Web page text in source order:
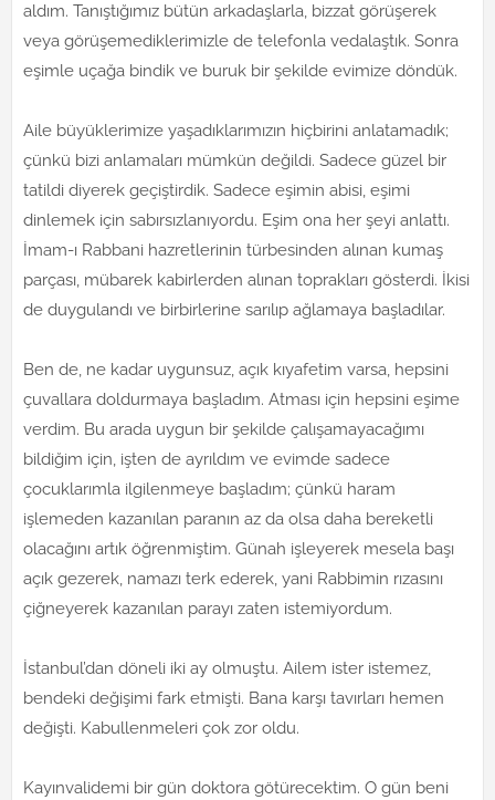
aldım. Tanıştığımız bütün arkadaşlarla, bizzat görüşerek
veya görüşemediklerimizle de telefonla vedalaştık. Sonra
eşimle uçağa bindik ve buruk bir şekilde evimize döndük.
Aile büyüklerimize yaşadıklarımızın hiçbirini anlatamadık;
çünkü bizi anlamaları mümkün değildi. Sadece güzel bir
tatildi diyerek geçiştirdik. Sadece eşimin abisi, eşimi
dinlemek için sabırsızlanıyordu. Eşim ona her şeyi anlattı.
İmam-ı Rabbani hazretlerinin türbesinden alınan kumaş
parçası, mübarek kabirlerden alınan toprakları gösterdi. İkisi
de duygulandı ve birbirlerine sarılıp ağlamaya başladılar.
Ben de, ne kadar uygunsuz, açık kıyafetim varsa, hepsini
çuvallara doldurmaya başladım. Atması için hepsini eşime
verdim. Bu arada uygun bir şekilde çalışamayacağımı
bildiğim için, işten de ayrıldım ve evimde sadece
çocuklarımla ilgilenmeye başladım; çünkü haram
işlemeden kazanılan paranın az da olsa daha bereketli
olacağını artık öğrenmiştim. Günah işleyerek mesela başı
açık gezerek, namazı terk ederek, yani Rabbimin rızasını
çiğneyerek kazanılan parayı zaten istemiyordum.
İstanbul’dan döneli iki ay olmuştu. Ailem ister istemez,
bendeki değişimi fark etmişti. Bana karşı tavırları hemen
değişti. Kabullenmeleri çok zor oldu.
Kayınvalidemi bir gün doktora götürecektim. O gün beni